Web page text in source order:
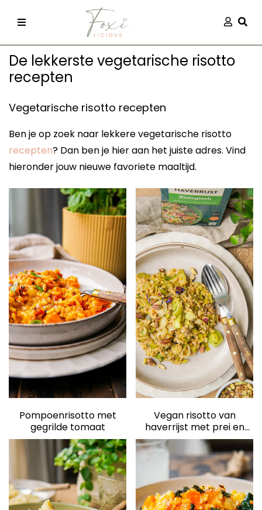
De lekkerste vegetarische risotto
recepten
Vegetarische risotto recepten
Ben je op zoek naar lekkere vegetarische risotto
recepten? Dan ben je hier aan het juiste adres. Vind
hieronder jouw nieuwe favoriete maaltijd.
Pompoenrisotto met
gegrilde tomaat
Vegan risotto van
haverrijst met prei en
misoboter